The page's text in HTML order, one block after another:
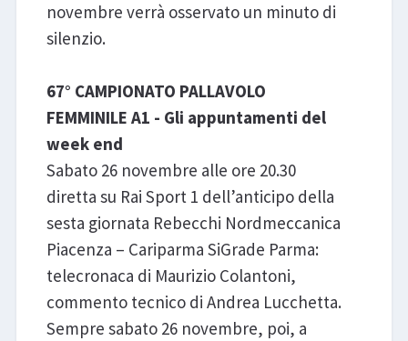
novembre verrà osservato un minuto di
silenzio.
67° CAMPIONATO PALLAVOLO
FEMMINILE A1 - Gli appuntamenti del
week end
Sabato 26 novembre alle ore 20.30
diretta su Rai Sport 1 dell’anticipo della
sesta giornata Rebecchi Nordmeccanica
Piacenza – Cariparma SiGrade Parma:
telecronaca di Maurizio Colantoni,
commento tecnico di Andrea Lucchetta.
Sempre sabato 26 novembre, poi, a